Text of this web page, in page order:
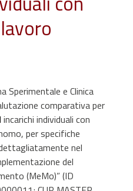
Sperimentale e Clinica
comparativa per
incarichi individuali con
per specifiche
nel
del
(MeMo)” (ID